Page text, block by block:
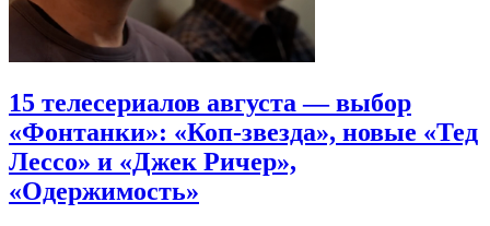
15 телесериалов августа — выбор
«Фонтанки»: «Коп-звезда», новые «Тед
Лессо» и «Джек Ричер»,
«Одержимость»